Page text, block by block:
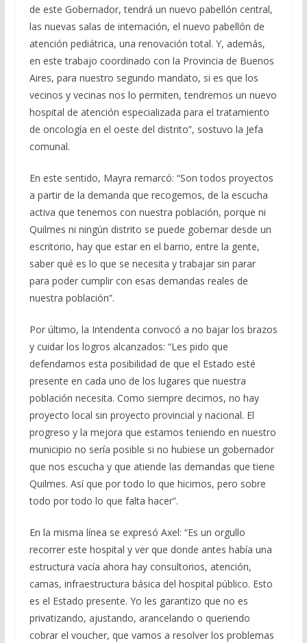
de este Gobernador, tendrá un nuevo pabellón central,
las nuevas salas de internación, el nuevo pabellón de
atención pediátrica, una renovación total. Y, además,
en este trabajo coordinado con la Provincia de Buenos
Aires, para nuestro segundo mandato, si es que los
vecinos y vecinas nos lo permiten, tendremos un nuevo
hospital de atención especializada para el tratamiento
de oncología en el oeste del distrito”, sostuvo la Jefa
comunal.
En este sentido, Mayra remarcó: “Son todos proyectos
a partir de la demanda que recogemos, de la escucha
activa que tenemos con nuestra población, porque ni
Quilmes ni ningún distrito se puede gobernar desde un
escritorio, hay que estar en el barrio, entre la gente,
saber qué es lo que se necesita y trabajar sin parar
para poder cumplir con esas demandas reales de
nuestra población”.
Por último, la Intendenta convocó a no bajar los brazos
y cuidar los logros alcanzados: “Les pido que
defendamos esta posibilidad de que el Estado esté
presente en cada uno de los lugares que nuestra
población necesita. Como siempre decimos, no hay
proyecto local sin proyecto provincial y nacional. El
progreso y la mejora que estamos teniendo en nuestro
municipio no sería posible si no hubiese un gobernador
que nos escucha y que atiende las demandas que tiene
Quilmes. Así que por todo lo que hicimos, pero sobre
todo por todo lo que falta hacer”.
En la misma línea se expresó Axel: “Es un orgullo
recorrer este hospital y ver que donde antes había una
estructura vacía ahora hay consultorios, atención,
camas, infraestructura básica del hospital público. Esto
es el Estado presente. Yo les garantizo que no es
privatizando, ajustando, arancelando o queriendo
cobrar el voucher, que vamos a resolver los problemas